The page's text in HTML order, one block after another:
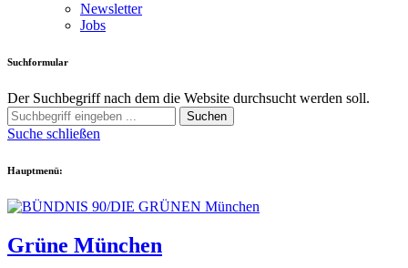
Newsletter
Jobs
Suchformular
Der Suchbegriff nach dem die Website durchsucht werden soll.
Suchen
Suche schließen
Hauptmenü:
Grüne München